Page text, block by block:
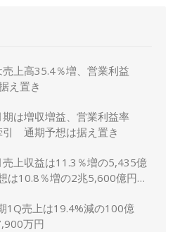
上高35.4％増、営業利益
え置き
は増収増益、営業利益率
引 通期予想は据え置き
上収益は11.3％増の5,435億
は10.8％増の2兆5,600億円に
1Q売上は19.4%減の100億
万円